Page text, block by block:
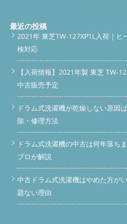
#1a7a4e; } /* === TOC === */ .toc {
1px solid #e0ece5; border-radius:
margin: 28px 0; } .toc-title { font-size:
color: #1a7a4e; margin-bottom: 12px;
center; gap: 6px; } .toc ol { padding-
14px; margin-bottom: 6px; color:
#1a7a4e; text-decoration: none; }
underline; } /* === SECTION === */
padding-bottom: 32px; border-
.section:last-of-type { border-
.h2-wrap { display: flex; align-items:
bottom: 18px; } .h2-icon { width: 36px;
background: linear-gradient(135deg,
radius: 8px; display: flex; align-
center; flex-shrink: 0; font-size: 17px; }
clamp(17px, 3.8vw, 21px); font-
700; color: #1a7a4e; margin: 20px 0
border-left: 3px solid #2ecc89; } /* ===
最近の投稿
2021年 東芝TW-127XP1L入荷｜ヒ
検対応
【入荷情報】2021年製 東芝 TW-
中古販売予定
ドラム式洗濯機が乾燥しない原因
除・修理方法
ドラム式洗濯機の中古は何年落ち
プロが解説
中古ドラム式洗濯機はやめた方が
題ない理由